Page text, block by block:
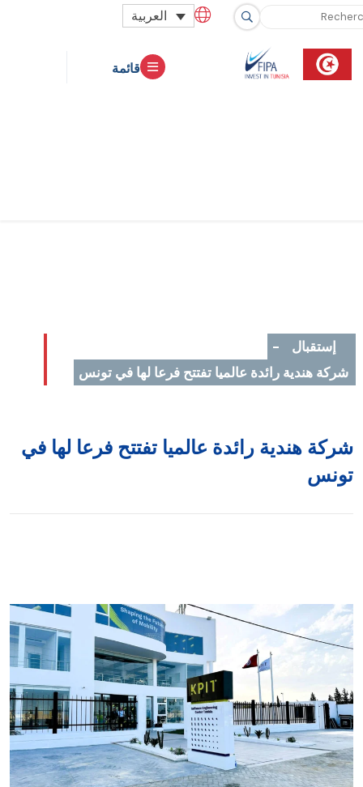
العربية
قائمة
إستقبال
-
شركة هندية رائدة عالميا تفتتح فرعا لها في تونس
هندية رائدة عالميا تفتتح فرعا لها في